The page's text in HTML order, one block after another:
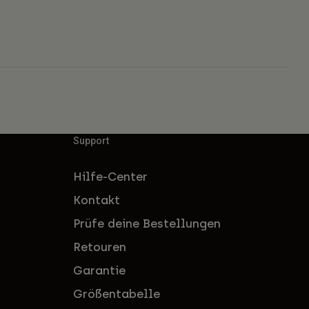
Support
Hilfe-Center
Kontakt
Prüfe deine Bestellungen
Retouren
Garantie
Größentabelle